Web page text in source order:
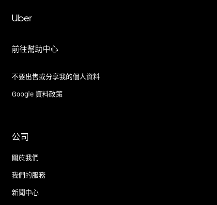
Uber
前往幫助中心
不要出售或分享我的個人資料
Google 資料政策
公司
關於我們
我們的服務
新聞中心